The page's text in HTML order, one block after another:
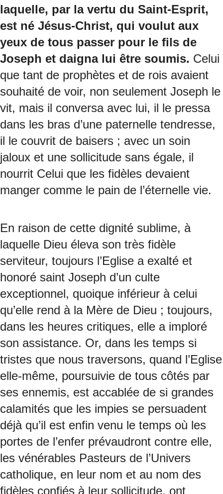
laquelle, par la vertu du Saint-Esprit,
est né Jésus-Christ, qui voulut aux
yeux de tous passer pour le fils de
Joseph et daigna lui être soumis. Celui
que tant de prophètes et de rois avaient
souhaité de voir, non seulement Joseph le
vit, mais il conversa avec lui, il le pressa
dans les bras d’une paternelle tendresse,
il le couvrit de baisers ; avec un soin
jaloux et une sollicitude sans égale, il
nourrit Celui que les fidèles devaient
manger comme le pain de l’éternelle vie.
En raison de cette dignité sublime, à
laquelle Dieu éleva son très fidèle
serviteur, toujours l’Eglise a exalté et
honoré saint Joseph d’un culte
exceptionnel, quoique inférieur à celui
qu’elle rend à la Mère de Dieu ; toujours,
dans les heures critiques, elle a imploré
son assistance. Or, dans les temps si
tristes que nous traversons, quand l’Eglise
elle-même, poursuivie de tous côtés par
ses ennemis, est accablée de si grandes
calamités que les impies se persuadent
déjà qu’il est enfin venu le temps où les
portes de l’enfer prévaudront contre elle,
les vénérables Pasteurs de l’Univers
catholique, en leur nom et au nom des
fidèles confiés à leur sollicitude, ont